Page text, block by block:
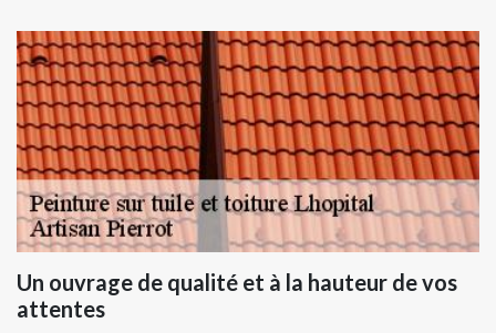
Un ouvrage de qualité et à la hauteur de vos
attentes